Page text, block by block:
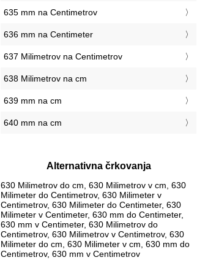
635 mm na Centimetrov
636 mm na Centimeter
637 Milimetrov na Centimetrov
638 Milimetrov na cm
639 mm na cm
640 mm na cm
Alternativna črkovanja
630 Milimetrov do cm, 630 Milimetrov v cm, 630
Milimeter do Centimetrov, 630 Milimeter v
Centimetrov, 630 Milimeter do Centimeter, 630
Milimeter v Centimeter, 630 mm do Centimeter,
630 mm v Centimeter, 630 Milimetrov do
Centimetrov, 630 Milimetrov v Centimetrov, 630
Milimeter do cm, 630 Milimeter v cm, 630 mm do
Centimetrov, 630 mm v Centimetrov